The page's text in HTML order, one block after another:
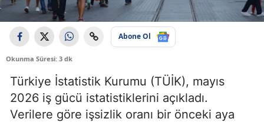
Abone Ol
Okunma Süresi: 3 dk
Türkiye İstatistik Kurumu (TÜİK), mayıs
2026 iş gücü istatistiklerini açıkladı.
Verilere göre işsizlik oranı bir önceki aya